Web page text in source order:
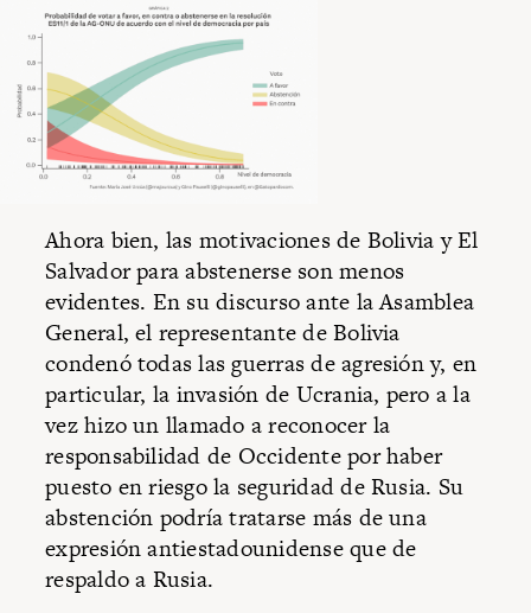
Ahora bien, las motivaciones de Bolivia y El
Salvador para abstenerse son menos
evidentes. En su discurso ante la Asamblea
General, el representante de Bolivia
condenó todas las guerras de agresión y, en
particular, la invasión de Ucrania, pero a la
vez hizo un llamado a reconocer la
responsabilidad de Occidente por haber
puesto en riesgo la seguridad de Rusia. Su
abstención podría tratarse más de una
expresión antiestadounidense que de
respaldo a Rusia.